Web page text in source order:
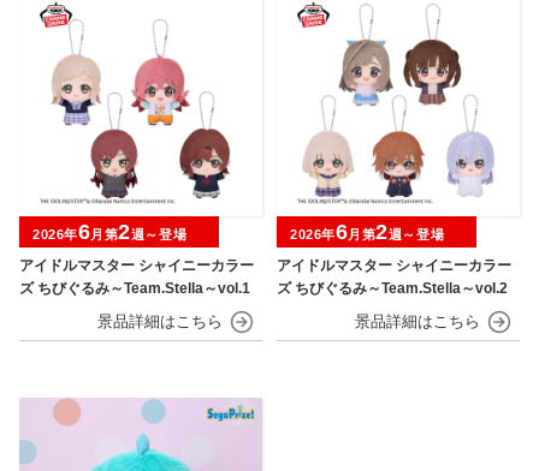
アイドルマスター シャイニーカラー
ズ ちびぐるみ～Team.Stella～vol.1
2026年6月第2週～登場
アイドルマスター シャイニーカラー
ズ ちびぐるみ～Team.Stella～vol.2
2026年6月第2週～登場